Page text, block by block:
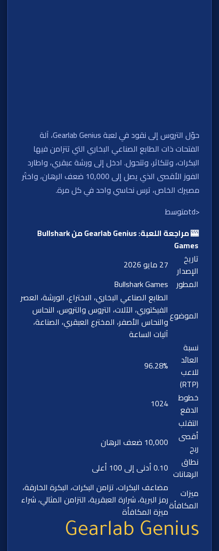
حوّل التروس إلى نقود في لعبة Gearlab Genius، آلة
الفتحات ذات الطابع الصناعي البخاري التي تتزامن فيها
البكرات، وتتكاثر، وتتحول. ادخل إلى ورشة عبقري، واطارد
الفوز الأقصى الذي يصل إلى 10,000 ضعف الرهان، واختَر
مصيرك الخاص، ترس نحاسي واحد في كل مرة.
<tdمتوسط
🎰 مراجعة اللعبة: Gearlab Genius من Bullshark
Games
تاريخ
الإصدار
27 مايو 2026
المطور
Bullshark Games
الموضوع
الطابع الصناعي البخاري، الاختراع، الورشة، العصر
الفيكتوري، الآلات، التروس والتروس، النحاس
والنحاس الأصفر، المخترع العبقري، الصناعة،
آليات الساعة
نسبة
العائد
للاعب
(RTP)
96.28%
خطوط
الدفع
1024
التقلب
أقصى
ربح
10,000 ضعف الرهان
نطاق
الرهانات 0.10 أدنى إلى 100 أعلى
ميزات
المكافأة
مضاعف البكرات، تزامن البكرات، البكرة الخارقة،
رمز البرية، شرارة العبقرية، التزامن المثالي، شراء
ميزة المكافأة
Gearlab Genius